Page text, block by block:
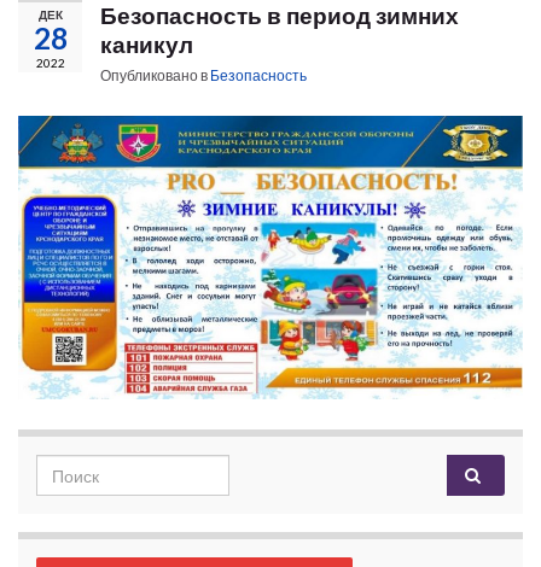
ДЕК
28
2022
Безопасность в период зимних
каникул
Опубликовано в Безопасность
Search for: